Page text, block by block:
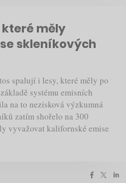
měly
skleníkových
spalují i lesy, které měly po
systému emisních
na to nezisková výzkumná
zatím shořelo na 300
vyvažovat kalifornské emise